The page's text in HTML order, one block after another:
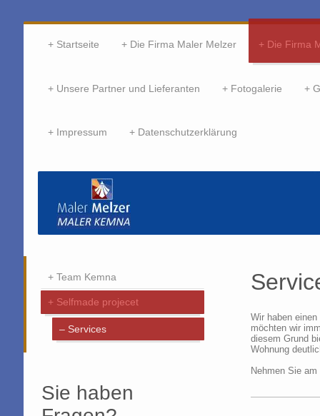
Startseite Die Firma Maler Melzer Die Firma
Unsere Partner und Lieferanten Fotogalerie
Impressum Datenschutzerklärung
Wir haben
möchten wir
diesem Grund
Wohnung
Nehmen Sie
Team Kemna
Selfmade projecet
Services
Sie haben